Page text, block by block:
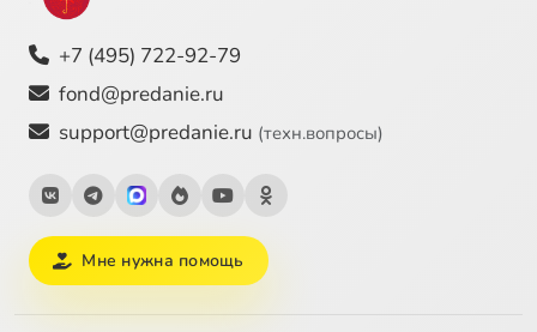
+7 (495) 722-92-79
fond@predanie.ru
support@predanie.ru (техн.вопросы)
Мне нужна помощь